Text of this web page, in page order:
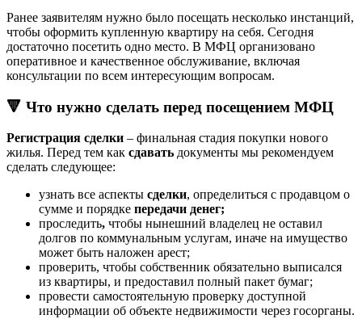
Ранее заявителям нужно было посещать несколько инстанций,
чтобы оформить купленную квартиру на себя. Сегодня
достаточно посетить одно место. В МФЦ организовано
оперативное и качественное обслуживание, включая
консультации по всем интересующим вопросам.
🔻 Что нужно сделать перед посещением МФЦ
Регистрация сделки – финальная стадия покупки нового
жилья. Перед тем как сдавать документы мы рекомендуем
сделать следующее:
узнать все аспекты сделки, определиться с продавцом о
сумме и порядке передачи денег;
проследить, чтобы нынешний владелец не оставил
долгов по коммунальным услугам, иначе на имущество
может быть наложен арест;
проверить, чтобы собственник обязательно выписался
из квартиры, и предоставил полный пакет бумаг;
провести самостоятельную проверку доступной
информации об объекте недвижимости через госорганы.